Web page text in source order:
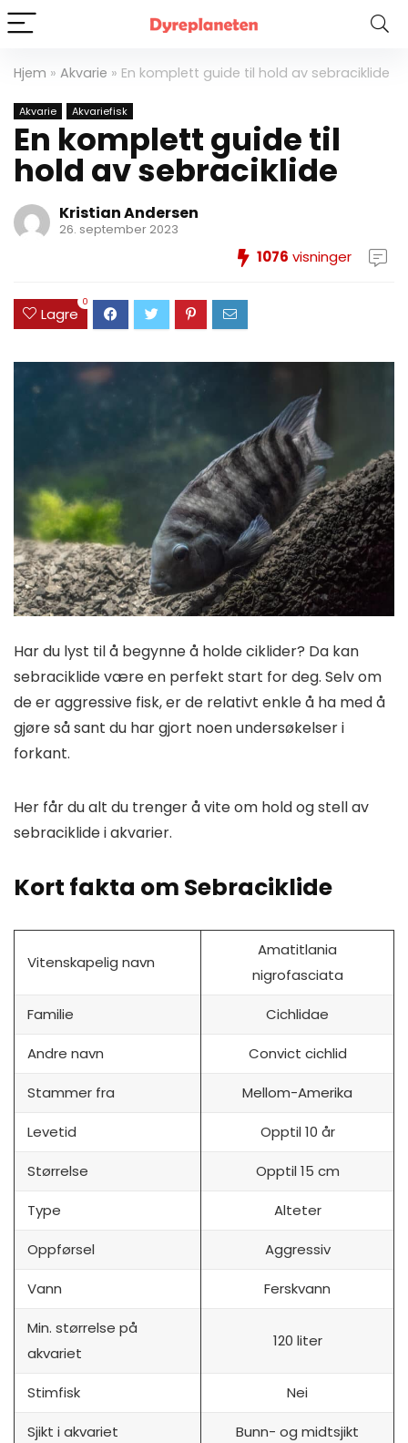
Hjem » Akvarie » En komplett guide til hold av sebraciklide
Akvarie Akvariefisk
En komplett guide til
hold av sebraciklide
Kristian Andersen
26. september 2023
1076 visninger
Lagre
0
Har du lyst til å begynne å holde ciklider? Da kan
sebraciklide være en perfekt start for deg. Selv om
de er aggressive fisk, er de relativt enkle å ha med å
gjøre så sant du har gjort noen undersøkelser i
forkant.
Her får du alt du trenger å vite om hold og stell av
sebraciklide i akvarier.
Kort fakta om Sebraciklide
Vitenskapelig navn
Amatitlania
nigrofasciata
Familie Cichlidae
Andre navn Convict cichlid
Stammer fra Mellom-Amerika
Levetid Opptil 10 år
Størrelse Opptil 15 cm
Type Alteter
Oppførsel Aggressiv
Vann Ferskvann
Min. størrelse på
akvariet
120 liter
Stimfisk Nei
Sjikt i akvariet Bunn- og midtsjikt